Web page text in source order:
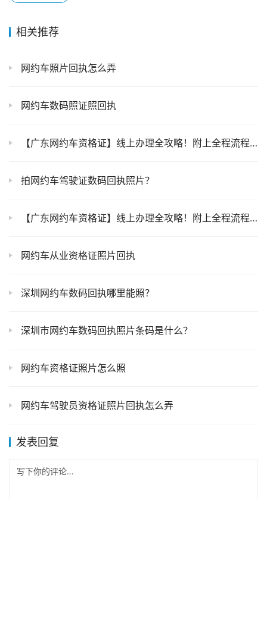
相关推荐
网约车照片回执怎么弄
网约车数码照证照回执
【广东网约车资格证】线上办理全攻略！附上全程流程＋材料＋办理条件一键搞定！
拍网约车驾驶证数码回执照片？
【广东网约车资格证】线上办理全攻略！附上全程流程＋材料＋办理条件一键搞定！
网约车从业资格证照片回执
深圳网约车数码回执哪里能照？
深圳市网约车数码回执照片条码是什么？
网约车资格证照片怎么照
网约车驾驶员资格证照片回执怎么弄
发表回复